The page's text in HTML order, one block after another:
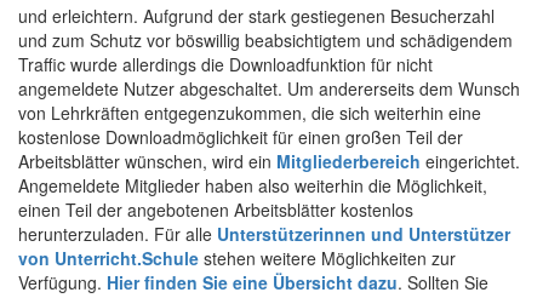
und erleichtern. Aufgrund der stark gestiegenen Besucherzahl
und zum Schutz vor böswillig beabsichtigtem und schädigendem
Traffic wurde allerdings die Downloadfunktion für nicht
angemeldete Nutzer abgeschaltet. Um andererseits dem Wunsch
von Lehrkräften entgegenzukommen, die sich weiterhin eine
kostenlose Downloadmöglichkeit für einen großen Teil der
Arbeitsblätter wünschen, wird ein Mitgliederbereich eingerichtet.
Angemeldete Mitglieder haben also weiterhin die Möglichkeit,
einen Teil der angebotenen Arbeitsblätter kostenlos
herunterzuladen. Für alle Unterstützerinnen und Unterstützer
von Unterricht.Schule stehen weitere Möglichkeiten zur
Verfügung. Hier finden Sie eine Übersicht dazu. Sollten Sie